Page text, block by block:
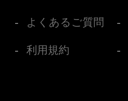
よくあるご質問
利用規約